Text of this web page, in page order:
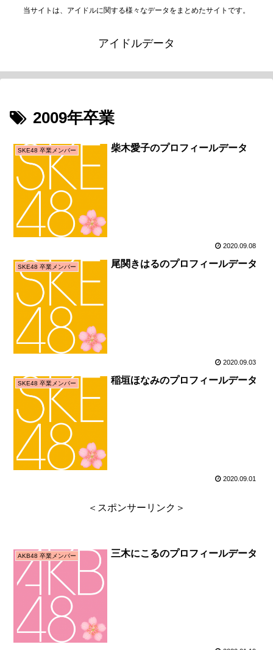
当サイトは、アイドルに関する様々なデータをまとめたサイトです。
アイドルデータ
2009年卒業
SKE48 卒業メンバー 柴木愛子のプロフィールデータ
2020.09.08
SKE48 卒業メンバー 尾関きはるのプロフィールデータ
2020.09.03
SKE48 卒業メンバー 稲垣ほなみのプロフィールデータ
2020.09.01
＜スポンサーリンク＞
AKB48 卒業メンバー 三木にこるのプロフィールデータ